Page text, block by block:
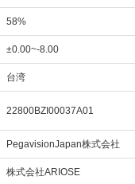
58%
±0.00~-8.00
台湾
22800BZI00037A01
PegavisionJapan株式会社
株式会社ARIOSE